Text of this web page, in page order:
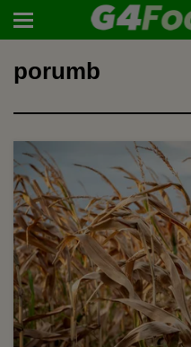
porumb